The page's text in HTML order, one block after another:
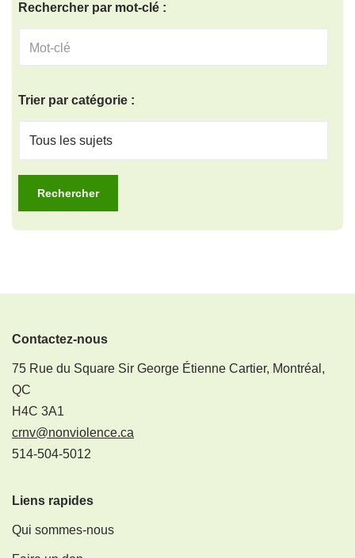
Rechercher par mot-clé :
Trier par catégorie :
Contactez-nous
75 Rue du Square Sir George Étienne Cartier, Montréal,
QC
H4C 3A1
crnv@nonviolence.ca
514-504-5012
Liens rapides
Qui sommes-nous